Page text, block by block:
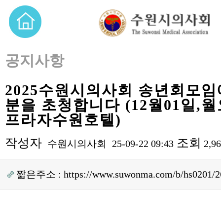
공지사항
2025수원시의사회 송년회모
분을 초청합니다 (12월01일,
프라자수원호텔)
작성자 수원시의사회 25-09-22 09:43 조회
짧은주소 : https://www.suwonma.com/b/hs0201/